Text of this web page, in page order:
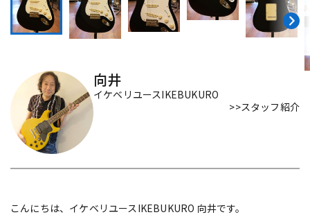
向井
イケベリユースIKEBUKURO
>>スタッフ紹介
こんにちは、イケベリユースIKEBUKURO 向井です。